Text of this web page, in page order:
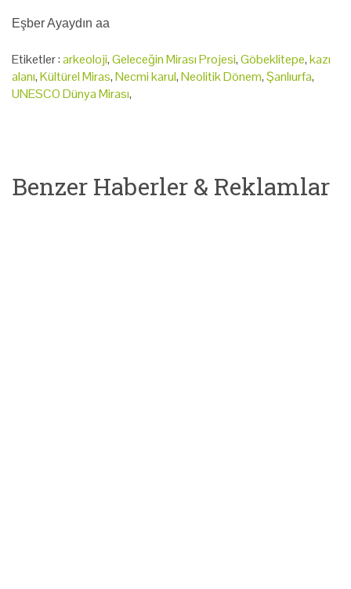
Eşber Ayaydın aa
Etiketler :arkeoloji,Geleceğin Mirası Projesi,Göbeklitepe,kazı
alanı,Kültürel Miras,Necmi karul,Neolitik Dönem,Şanlıurfa,
UNESCO Dünya Mirası,
Benzer Haberler & Reklamlar